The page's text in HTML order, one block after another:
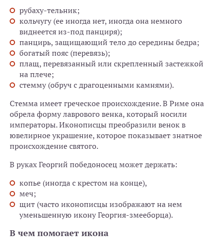
рубаху-тельник;
кольчугу (ее иногда нет, иногда она немного
виднеется из-под панциря);
панцирь, защищающий тело до середины бедра;
богатый пояс (перевязь);
плащ, перевязанный или скрепленный застежкой
на плече;
стемму (обруч с драгоценными камнями).
Стемма имеет греческое происхождение. В Риме она
обрела форму лаврового венка, который носили
императоры. Иконописцы преобразили венок в
ювелирное украшение, которое показывает знатное
происхождение святого.
В руках Георгий победоносец может держать:
копье (иногда с крестом на конце),
меч;
щит (часто иконописцы изображают на нем
уменьшенную икону Георгия-змееборца).
В чем помогает икона